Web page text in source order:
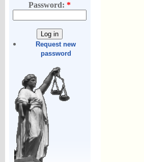
Password:*
Request new
password